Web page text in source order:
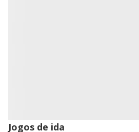
Jogos de ida